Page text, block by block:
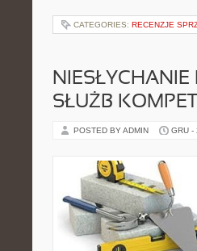
CATEGORIES: RECENZJE
SŁUŻB
POSTED BY ADMIN GRU -